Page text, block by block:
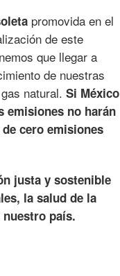
promovida en el
de este
que llegar a
de nuestras
natural. Si México
emisiones no harán
cero emisiones
justa y sostenible
la salud de la
país.